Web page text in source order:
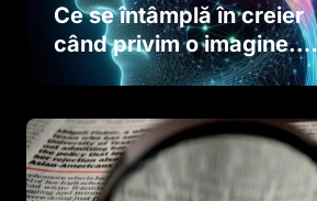
Ce se întâmplă în creier
când privim o imagine.
Studiul care explică rolul